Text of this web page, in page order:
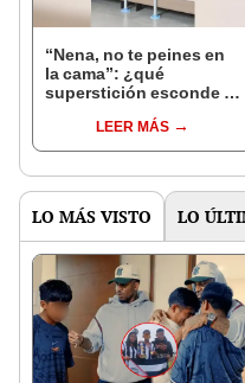
“Nena, no te peines en
la cama”: ¿qué
superstición esconde la
Enanitos Verdes?
LEER MÁS
LO MÁS VISTO LO